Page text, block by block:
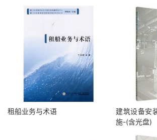
租船业务与术语
建筑设备安
施-(含光盘)